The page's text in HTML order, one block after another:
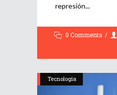
represión
0 Comments
Tecnología